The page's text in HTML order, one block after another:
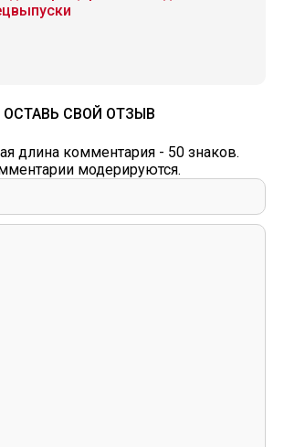
ОСТАВЬ СВОЙ ОТЗЫВ
длина комментария - 50 знаков.
модерируются.